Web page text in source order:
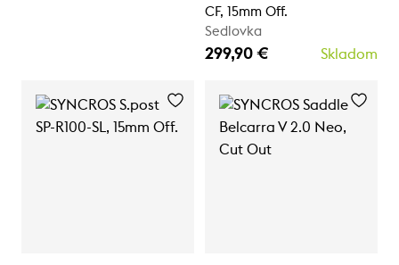
CF, 15mm Off.
Sedlovka
299,90 € Skladom